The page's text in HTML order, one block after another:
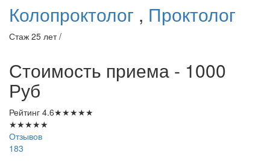
Колопроктолог , Проктолог
Стаж 25 лет /
Стоимость приема - 1000
Руб
Рейтинг 4.6★★★★★
★★★★★
Отзывов
183